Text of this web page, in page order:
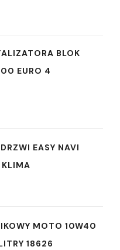
BLOK
EURO 4
EASY NAVI
KLIMA
MOTO 10W40
18626